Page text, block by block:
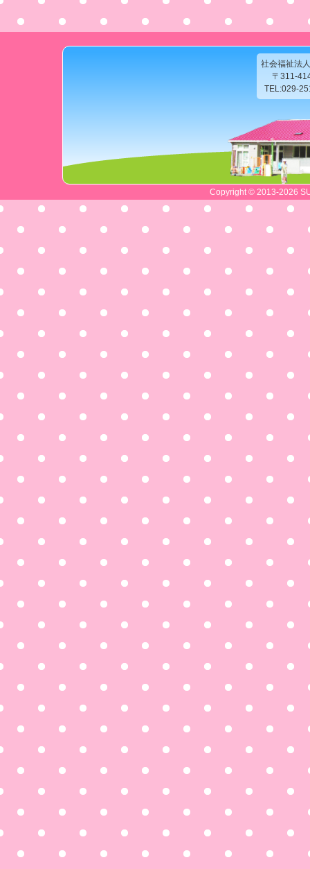
社会福祉法
〒311-
TEL:029-
Copyright © 2013-2026